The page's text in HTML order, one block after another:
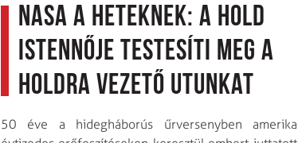
NASA a Heteknek: a Hold
istennője testesíti meg a
Holdra vezető utunkat
50 éve a hidegháborús űrversenyben amerika